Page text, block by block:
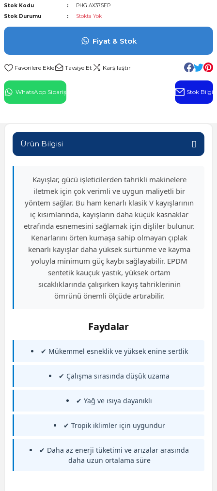
Rulman
Stok Kodu
PHG AX37.5EP
Stok Durumu
Stokta Yok
Fiyat & Stok
Tavsiye Et Karşılaştır
WhatsApp Sipariş Stok Bilgi
Ürün Bilgisi
Kayışlar, gücü işleticilerden tahrikli makinelere
iletmek için çok verimli ve uygun maliyetli bir
yöntem sağlar. Bu ham kenarlı klasik V kayışlarının
iç kısımlarında, kayışların daha küçük kasnaklar
etrafında esnemesini sağlamak için dişliler bulunur.
Kenarlarını örten kumaşa sahip olmayan çıplak
kenarlı kayışlar daha yüksek sürtünme ve kayma
yoluyla minimum güç kaybı sağlayabilir. EPDM
sentetik kauçuk yastık, yüksek ortam
sıcaklıklarında çalışırken kayış tahriklerinin
ömrünü önemli ölçüde artırabilir.
Faydalar
✔ Mükemmel esneklik ve yüksek enine sertlik
✔ Çalışma sırasında düşük uzama
✔ Yağ ve ısıya dayanıklı
✔ Tropik iklimler için uygundur
✔ Daha az enerji tüketimi ve arızalar arasında
daha uzun ortalama süre